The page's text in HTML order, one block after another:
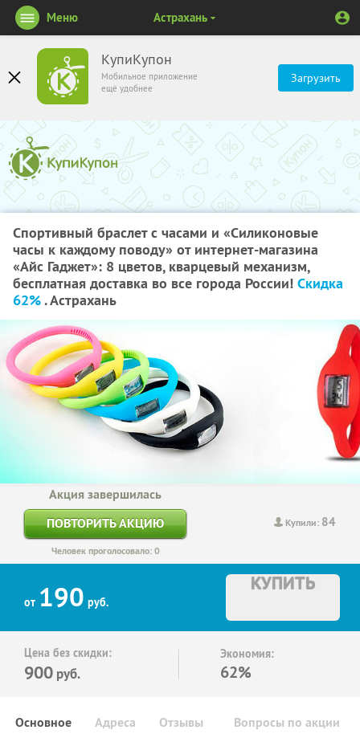
КупиКупон
Мобильное приложение
ещё удобнее
Загрузить
Меню Астрахань
Спортивный браслет с часами и «Силиконовые
часы к каждому поводу» от интернет-магазина
«Айс Гаджет»: 8 цветов, кварцевый механизм,
бесплатная доставка во все города России! Скидка
62%. Астрахань
Купили: 84
Акция завершилась
ПОВТОРИТЬ АКЦИЮ
Человек проголосовало: 0
от 190 руб.
КУПИТЬ
Цена без скидки:
900 руб.
Экономия:
62%
Основное Отзывы Вопросы по акции
Адреса